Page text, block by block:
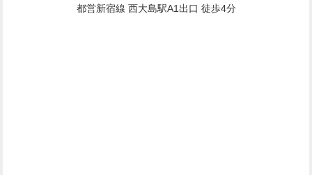
都営新宿線 西大島駅A1出口 徒歩4分